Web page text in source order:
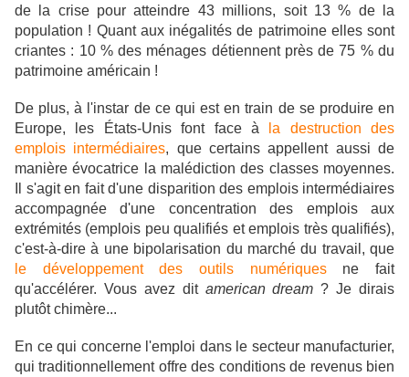
de la crise pour atteindre 43 millions, soit 13 % de la
population ! Quant aux inégalités de patrimoine elles sont
criantes : 10 % des ménages détiennent près de 75 % du
patrimoine américain !
De plus, à l'instar de ce qui est en train de se produire en
Europe, les États-Unis font face à
la destruction des
emplois intermédiaires, que certains appellent aussi de
manière évocatrice la malédiction des classes moyennes.
Il s'agit en fait d'une disparition des emplois intermédiaires
accompagnée d'une concentration des emplois aux
extrémités (emplois peu qualifiés et emplois très qualifiés),
c'est-à-dire à une bipolarisation du marché du travail, que
le développement des outils numériquesne fait
qu'accélérer. Vous avez dit american dream ? Je dirais
plutôt chimère...
En ce qui concerne l'emploi dans le secteur manufacturier,
qui traditionnellement offre des conditions de revenus bien